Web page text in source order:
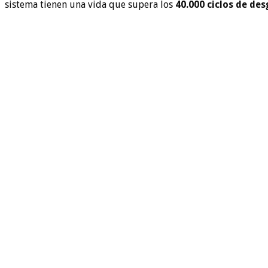
sistema tienen una vida que supera los 40.000 ciclos de